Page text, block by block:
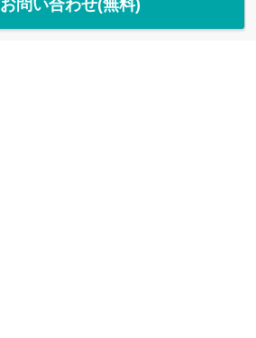
お問い合わせ(無料)